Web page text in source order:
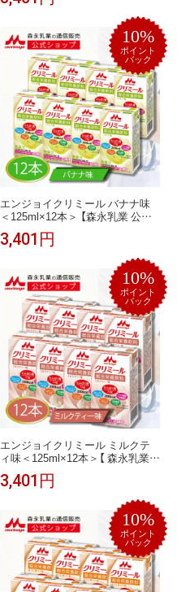
飲料 栄養ドリンク 栄養補助飲料
食事 栄養 おやつ たんぱく質 食欲
不振 老人食 ミネラル 乳酸菌 ビタ
ミン 常温保存 セット おいしい
10%
ポイント
バック
エンジョイクリミール バナナ味
＜125ml×12本＞ 【森永乳業 公式
ショップ】 高齢者 食品 栄養補助
食品 流動食 介護 食 ドリンク 栄養
補給 飲料 栄養ドリンク 栄養補助
飲料 食事 栄養 おやつ たんぱく質
プロテイン 食欲不振 ミネラル 乳
酸菌 ビタミン 常温保存 セット バ
3,401円
10%
ポイント
バック
エンジョイクリミール ミルクテ
ィ味＜125ml×12本＞【 森永乳業
公式ショップ】 高齢者 栄養補助食
品 流動食 介護食 ドリンク 栄養補
給 飲料 栄養ドリンク 栄養補助飲
料 食事 栄養 おやつ たんぱく質 プ
ロテイン 食欲不振 ミネラル 乳酸
菌 ビタミン 美味しい 常温保存 セ
3,401円
10%
ポイント
バック